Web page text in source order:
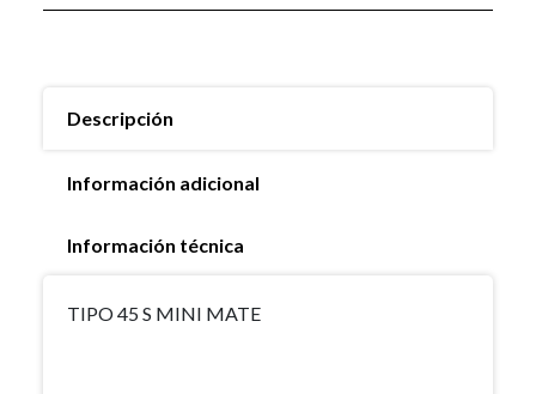
Descripción
Información adicional
Información técnica
TIPO 45 S MINI MATE